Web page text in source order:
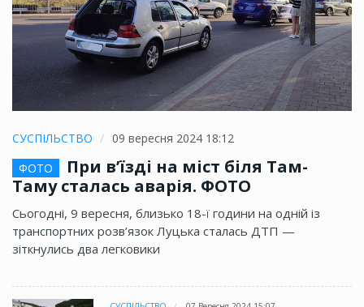
СУСПІЛЬСТВО
09 вересня 2024 18:12
ФОТО
При в’їзді на міст біля Там-
Таму сталась аварія. ФОТО
Сьогодні, 9 вересня, близько 18-ї години на одній із
транспортних розв’язок Луцька сталась ДТП —
зіткнулись два легковики